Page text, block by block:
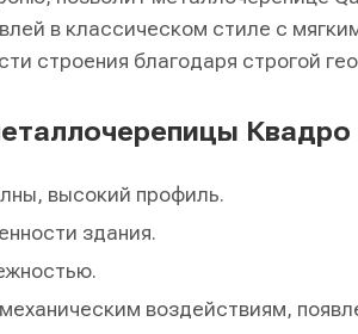
в классическом стиле с
строения благодаря строгой
высокий профиль.
здания.
воздействиям,